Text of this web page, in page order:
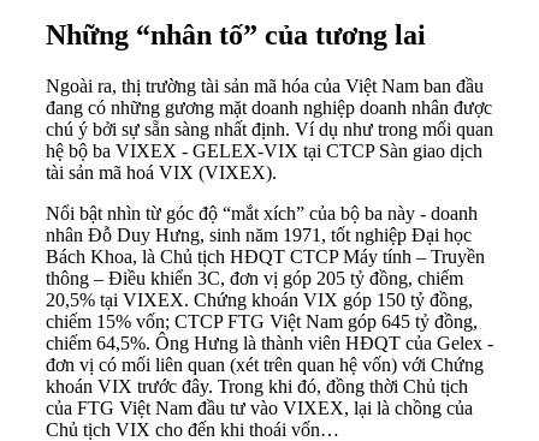
Những “nhân tố” của tương lai
Ngoài ra, thị trường tài sản mã hóa của Việt Nam ban đầu
đang có những gương mặt doanh nghiệp doanh nhân được
chú ý bởi sự sẵn sàng nhất định. Ví dụ như trong mối quan
hệ bộ ba VIXEX - GELEX-VIX tại CTCP Sàn giao dịch
tài sản mã hoá VIX (VIXEX).
Nổi bật nhìn từ góc độ “mắt xích” của bộ ba này - doanh
nhân Đỗ Duy Hưng, sinh năm 1971, tốt nghiệp Đại học
Bách Khoa, là Chủ tịch HĐQT CTCP Máy tính – Truyền
thông – Điều khiển 3C, đơn vị góp 205 tỷ đồng, chiếm
20,5% tại VIXEX. Chứng khoán VIX góp 150 tỷ đồng,
chiếm 15% vốn; CTCP FTG Việt Nam góp 645 tỷ đồng,
chiếm 64,5%. Ông Hưng là thành viên HĐQT của Gelex -
đơn vị có mối liên quan (xét trên quan hệ vốn) với Chứng
khoán VIX trước đây. Trong khi đó, đồng thời Chủ tịch
của FTG Việt Nam đầu tư vào VIXEX, lại là chồng của
Chủ tịch VIX cho đến khi thoái vốn…